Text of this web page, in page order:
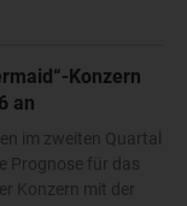
Konzern
an
im zweiten Quartal
Prognose für das
Konzern mit der